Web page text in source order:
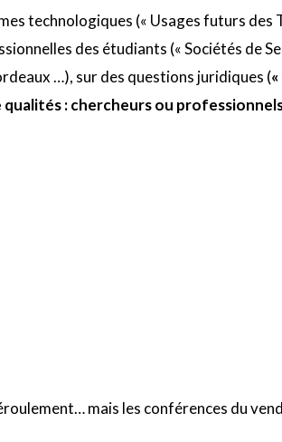
technologiques (« Usages futurs des
des étudiants (« Sociétés de
…), sur des questions juridiques (
: chercheurs ou
mais les conférences du